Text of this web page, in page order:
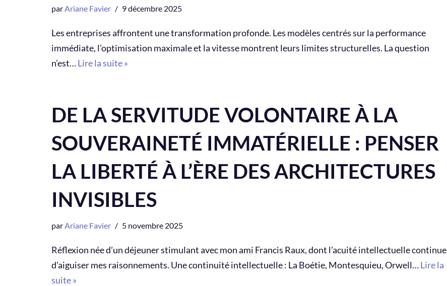
parAriane Favier 9 décembre 2025
Les entreprises affrontent une transformation profonde. Les modèles centrés sur la performance
immédiate, l’optimisation maximale et la vitesse montrent leurs limites structurelles. La question
n’est…Lire la suite »
DE LA SERVITUDE VOLONTAIRE À LA
SOUVERAINETÉ IMMATÉRIELLE : PENSER
LA LIBERTÉ À L’ÈRE DES ARCHITECTURES
INVISIBLES
parAriane Favier 5 novembre 2025
Réflexion née d’un déjeuner stimulant avec mon ami Francis Raux, dont l’acuité intellectuelle continue
d’aiguiser mes raisonnements. Une continuité intellectuelle : La Boétie, Montesquieu, Orwell…Lire la
suite »